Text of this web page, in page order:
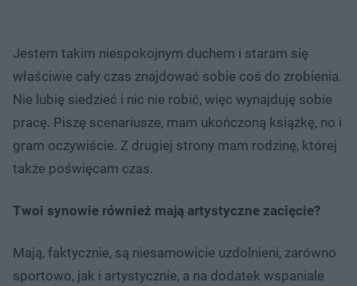
Jestem takim niespokojnym duchem i staram się
właściwie cały czas znajdować sobie coś do zrobienia.
Nie lubię siedzieć i nic nie robić, więc wynajduję sobie
pracę. Piszę scenariusze, mam ukończoną książkę, no i
gram oczywiście. Z drugiej strony mam rodzinę, której
także poświęcam czas.
Twoi synowie również mają artystyczne zacięcie?
Mają, faktycznie, są niesamowicie uzdolnieni, zarówno
sportowo, jak i artystycznie, a na dodatek wspaniale